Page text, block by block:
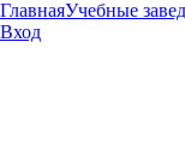
ГлавнаяУчебные
Вход